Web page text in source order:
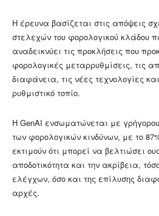
Η έρευνα βασίζεται στις απόψεις
στελεχών του φορολογικού κλάδου
αναδεικνύει τις προκλήσεις που
φορολογικές μεταρρυθμίσεις, τις
διαφάνεια, τις νέες τεχνολογίες
ρυθμιστικό τοπίο.
Η GenAI ενσωματώνεται με
των φορολογικών κινδύνων, με το
εκτιμούν ότι μπορεί να βελτιώσει
αποδοτικότητα και την ακρίβεια,
ελέγχων, όσο και της επίλυσης
αρχές.